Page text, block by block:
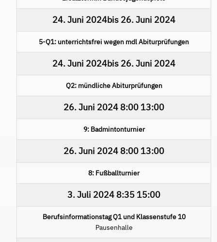
24. Juni 2024bis 26. Juni 2024
5-Q1: unterrichtsfrei wegen mdl Abiturprüfungen
24. Juni 2024bis 26. Juni 2024
Q2: mündliche Abiturprüfungen
26. Juni 2024 8:00 13:00
9: Badmintonturnier
26. Juni 2024 8:00 13:00
8: Fußballturnier
3. Juli 2024 8:35 15:00
Berufsinformationstag Q1 und Klassenstufe 10
Pausenhalle